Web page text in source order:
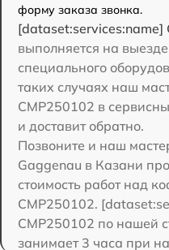
форму заказа звонка.
[dataset:services:name]
выполняется на
специального
таких случаях наш
CMP250102 в
и доставит обратно.
Позвоните и наш
Gaggenau в Казани
стоимость работ над
CMP250102.
CMP250102 по нашей
занимает 3 часа при